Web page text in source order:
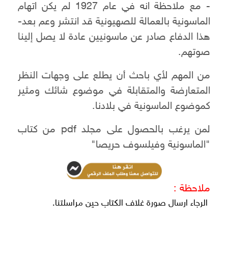
- مع ملاحظة انه في عام 1927 لم يكن اتهام
الماسونية بالعمالة للصهيونية قد انتشر وعم بعد-
هذا الدفاع صادر عن ماسونيين عادة لا يصل إلينا
صوتهم.
من المهم لأي باحث أن يطلع على وجهات النظر
المتعارضة والمتقابلة في موضوع شائك ومثير
كموضوع الماسونية في بلادنا.
لمن يرغب بالحصول على مجلد pdf من كتاب
"الماسونية وفيلسوف حريصا"
ملاحظة :
الرجاء ارسال صورة غلاف الكتاب حين مراسلتنا.